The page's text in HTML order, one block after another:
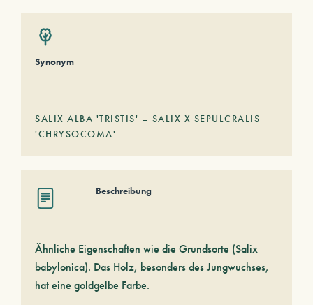
Synonym
SALIX ALBA 'TRISTIS' – SALIX X SEPULCRALIS
'CHRYSOCOMA'
Beschreibung
Ähnliche Eigenschaften wie die Grundsorte (Salix
babylonica). Das Holz, besonders des Jungwuchses,
hat eine goldgelbe Farbe.